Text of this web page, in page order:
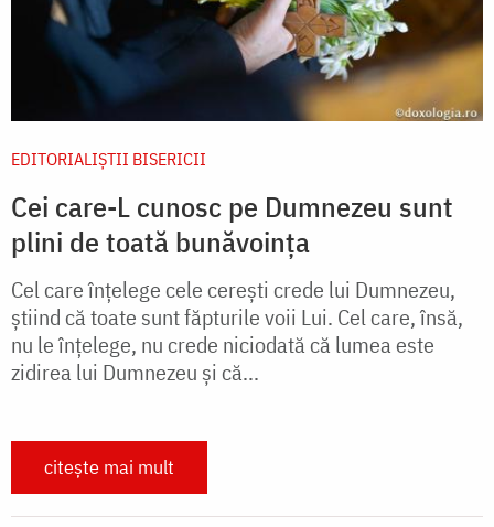
EDITORIALIȘTII BISERICII
Cei care-L cunosc pe Dumnezeu sunt
plini de toată bunăvoința
Cel care înţelege cele cereşti crede lui Dumnezeu,
ştiind că toate sunt făpturile voii Lui. Cel care, însă,
nu le înţelege, nu crede niciodată că lumea este
zidirea lui Dumnezeu şi că...
citește mai mult